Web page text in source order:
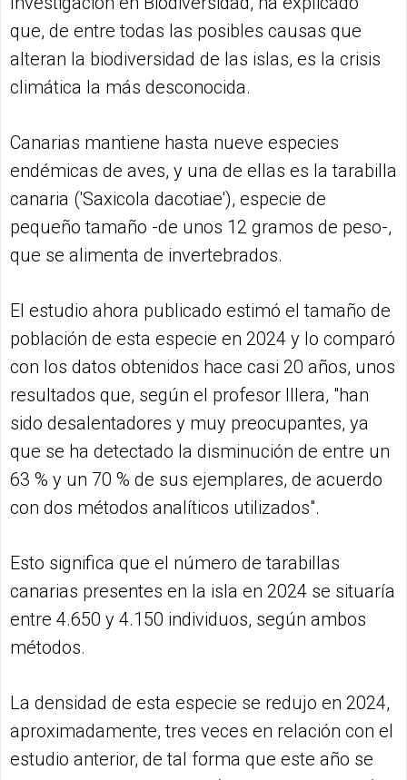
que, de entre todas las posibles causas que
alteran la biodiversidad de las islas, es la crisis
climática la más desconocida.
Canarias mantiene hasta nueve especies
endémicas de aves, y una de ellas es la tarabilla
canaria ('Saxicola dacotiae'), especie de
pequeño tamaño -de unos 12 gramos de peso-,
que se alimenta de invertebrados.
El estudio ahora publicado estimó el tamaño de
población de esta especie en 2024 y lo comparó
con los datos obtenidos hace casi 20 años, unos
resultados que, según el profesor Illera, "han
sido desalentadores y muy preocupantes, ya
que se ha detectado la disminución de entre un
63 % y un 70 % de sus ejemplares, de acuerdo
con dos métodos analíticos utilizados".
Esto significa que el número de tarabillas
canarias presentes en la isla en 2024 se situaría
entre 4.650 y 4.150 individuos, según ambos
métodos.
La densidad de esta especie se redujo en 2024,
aproximadamente, tres veces en relación con el
estudio anterior, de tal forma que este año se